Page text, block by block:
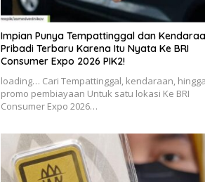
Impian Punya Tempattinggal dan
Pribadi Terbaru Karena Itu Nyata Ke BRI
Consumer Expo 2026 PIK2!
loading… Cari Tempattinggal, kendaraan, hingga
promo pembiayaan Untuk satu lokasi Ke BRI
Consumer Expo 2026…